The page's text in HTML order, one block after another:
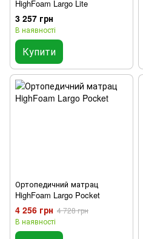
HighFoam Largo Lite
3 257 грн
В наявності
Купити
Ортопедичний матрац
HighFoam Largo Pocket
4 256 грн 4 728 грн
В наявності